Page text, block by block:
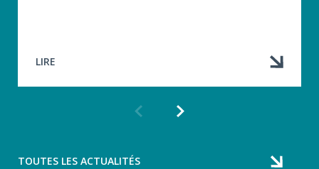
LIRE
TOUTES LES ACTUALITÉS